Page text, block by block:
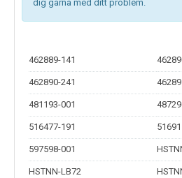
dig gärna med ditt problem.
462889-141
462890-241
481193-001
516477-191
597598-001
HSTNN-LB72